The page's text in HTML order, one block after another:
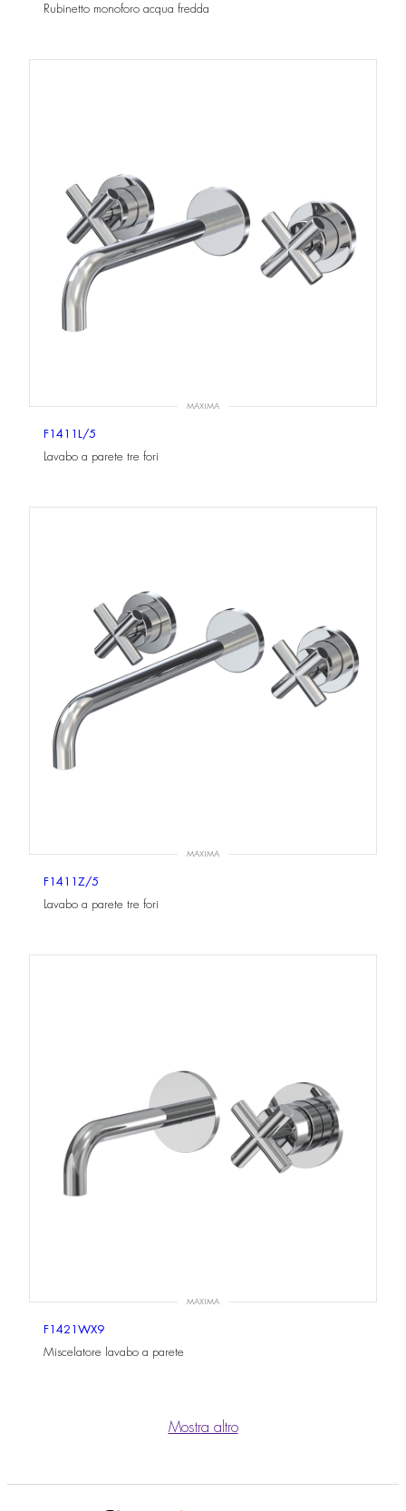
Rubinetto monoforo acqua fredda
MAXIMA
F1411L/5
Lavabo a parete tre fori
MAXIMA
F1411Z/5
Lavabo a parete tre fori
MAXIMA
F1421WX9
Miscelatore lavabo a parete
Mostra altro